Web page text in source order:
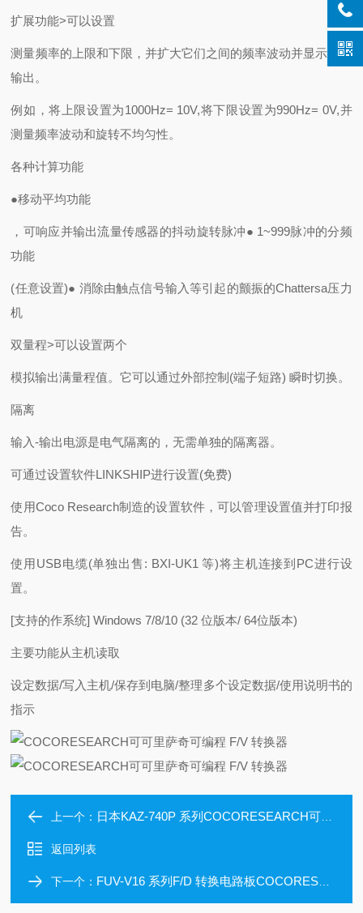
扩展功能>可以设置
测量频率的上限和下限，并扩大它们之间的频率波动并显示模拟
输出。
例如，将上限设置为1000Hz= 10V,将下限设置为990Hz= 0V,并
测量频率波动和旋转不均匀性。
各种计算功能
●移动平均功能
，可响应并输出流量传感器的抖动旋转脉冲● 1~999脉冲的分频
功能
(任意设置)● 消除由触点信号输入等引起的颤振的Chattersa压力
机
双量程>可以设置两个
模拟输出满量程值。它可以通过外部控制(端子短路) 瞬时切换。
隔离
输入-输出电源是电气隔离的，无需单独的隔离器。
可通过设置软件LINKSHIP进行设置(免费)
使用Coco Research制造的设置软件，可以管理设置值并打印报
告。
使用USB电缆(单独出售: BXI-UK1 等)将主机连接到PC进行设
置。
[支持的作系统] Windows 7/8/10 (32 位版本/ 64位版本)
主要功能从主机读取
设定数据/写入主机/保存到电脑/整理多个设定数据/使用说明书的
指示
上一个： 日本KAZ-740P 系列COCORESEARCH可可里萨奇手持高性能转换器
返回列表
下一个： FUV-V16 系列F/D 转换电路板COCORESEARCH可可里萨奇